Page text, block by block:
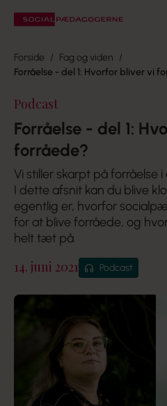
Forside
Fag og viden
Forråelse - del 1: Hvorfor bliver vi
Podcast
Forråelse - del 1:
forråede?
Vi stiller skarpt på forråelse
I dette afsnit kan du blive
egentlig er, hvorfor
for at blive forråede, og
helt tæt på
14. juni 2021 Podcast